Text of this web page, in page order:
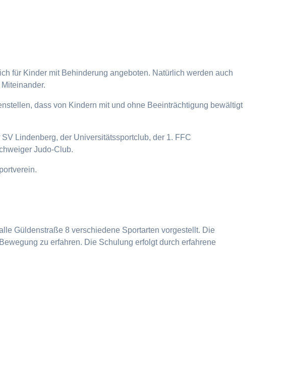
für Kinder mit Behinderung angeboten. Natürlich werden auch
dass von Kindern mit und ohne Beeinträchtigung bewältigt
Lindenberg, der Universitätssportclub, der 1. FFC
Judo-Club.
Güldenstraße 8 verschiedene Sportarten vorgestellt. Die
zu erfahren. Die Schulung erfolgt durch erfahrene